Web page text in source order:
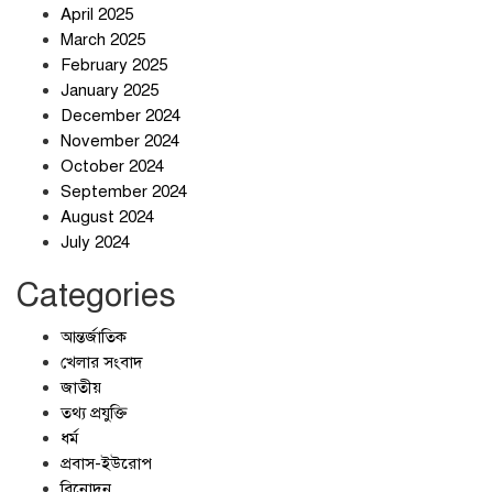
April 2025
March 2025
February 2025
January 2025
December 2024
November 2024
October 2024
September 2024
August 2024
July 2024
Categories
আন্তর্জাতিক
খেলার সংবাদ
জাতীয়
তথ্য প্রযুক্তি
ধর্ম
প্রবাস-ইউরোপ